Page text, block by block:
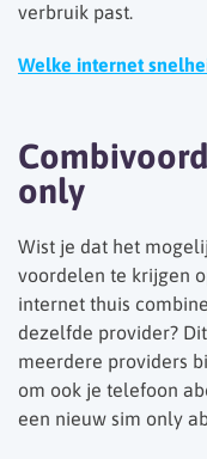
verbruik past.
Welke internet
only
Wist je dat het
voordelen te krijgen
internet thuis
dezelfde provider?
meerdere providers
om ook je telefoon
een nieuw sim only